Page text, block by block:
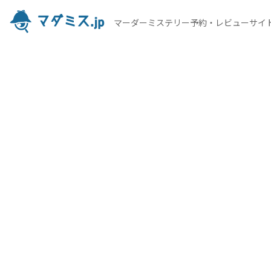
マーダーミステリー予約・レビューサイ